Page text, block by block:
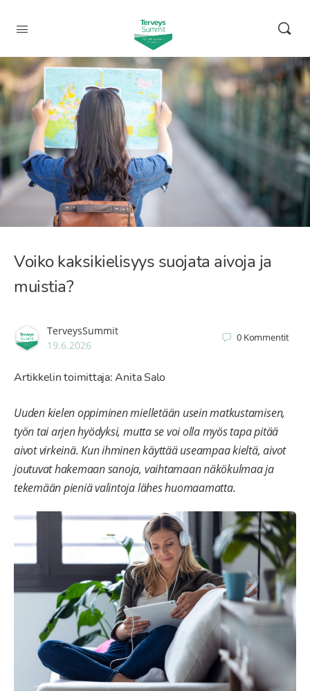
Voiko kaksikielisyys suojata aivoja ja
muistia?
TerveysSummit
19.6.2026
0 Kommentit
Artikkelin toimittaja: Anita Salo
Uuden kielen oppiminen mielletään usein matkustamisen,
työn tai arjen hyödyksi, mutta se voi olla myös tapa pitää
aivot virkeinä. Kun ihminen käyttää useampaa kieltä, aivot
joutuvat hakemaan sanoja, vaihtamaan näkökulmaa ja
tekemään pieniä valintoja lähes huomaamatta.